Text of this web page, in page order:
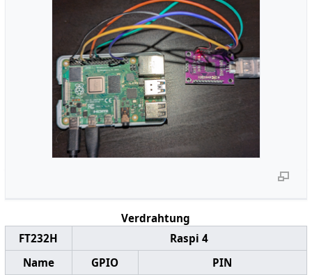
Verdrahtung
FT232H
Raspi 4
Name
GPIO
PIN